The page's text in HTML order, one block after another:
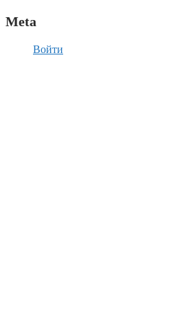
Meta
Войти